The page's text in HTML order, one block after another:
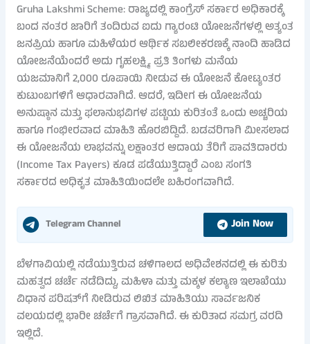
Gruha Lakshmi Scheme: ರಾಜ್ಯದಲ್ಲಿ ಕಾಂಗ್ರೆಸ್ ಸರ್ಕಾರ ಅಧಿಕಾರಕ್ಕೆ
ಬಂದ ನಂತರ ಜಾರಿಗೆ ತಂದಿರುವ ಐದು ಗ್ಯಾರಂಟಿ ಯೋಜನೆಗಳಲ್ಲಿ ಅತ್ಯಂತ
ಜನಪ್ರಿಯ ಹಾಗೂ ಮಹಿಳೆಯರ ಆರ್ಥಿಕ ಸಬಲೀಕರಣಕ್ಕೆ ನಾಂದಿ ಹಾಡಿದ
ಯೋಜನೆಯೆಂದರೆ ಅದು ಗೃಹಲಕ್ಷ್ಮಿ. ಪ್ರತಿ ತಿಂಗಳು ಮನೆಯ
ಯಜಮಾನಿಗೆ 2,000 ರೂಪಾಯಿ ನೀಡುವ ಈ ಯೋಜನೆ ಕೋಟ್ಯಂತರ
ಕುಟುಂಬಗಳಿಗೆ ಆಧಾರವಾಗಿದೆ. ಆದರೆ, ಇದೀಗ ಈ ಯೋಜನೆಯ
ಅನುಷ್ಠಾನ ಮತ್ತು ಫಲಾನುಭವಿಗಳ ಪಟ್ಟಿಯ ಕುರಿತಂತೆ ಒಂದು ಅಚ್ಚರಿಯ
ಹಾಗೂ ಗಂಭೀರವಾದ ಮಾಹಿತಿ ಹೊರಬಿದ್ದಿದೆ. ಬಡವರಿಗಾಗಿ ಮೀಸಲಾದ
ಈ ಯೋಜನೆಯ ಲಾಭವನ್ನು ಲಕ್ಷಾಂತರ ಆದಾಯ ತೆರಿಗೆ ಪಾವತಿದಾರರು
(Income Tax Payers) ಕೂಡ ಪಡೆಯುತ್ತಿದ್ದಾರೆ ಎಂಬ ಸಂಗತಿ
ಸರ್ಕಾರದ ಅಧಿಕೃತ ಮಾಹಿತಿಯಿಂದಲೇ ಬಹಿರಂಗವಾಗಿದೆ.
Telegram Channel Join Now
ಬೆಳಗಾವಿಯಲ್ಲಿ ನಡೆಯುತ್ತಿರುವ ಚಳಿಗಾಲದ ಅಧಿವೇಶನದಲ್ಲಿ ಈ ಕುರಿತು
ಮಹತ್ವದ ಚರ್ಚೆ ನಡೆದಿದ್ದು, ಮಹಿಳಾ ಮತ್ತು ಮಕ್ಕಳ ಕಲ್ಯಾಣ ಇಲಾಖೆಯು
ವಿಧಾನ ಪರಿಷತ್‌ಗೆ ನೀಡಿರುವ ಲಿಖಿತ ಮಾಹಿತಿಯು ಸಾರ್ವಜನಿಕ
ವಲಯದಲ್ಲಿ ಭಾರೀ ಚರ್ಚೆಗೆ ಗ್ರಾಸವಾಗಿದೆ. ಈ ಕುರಿತಾದ ಸಮಗ್ರ ವರದಿ
ಇಲ್ಲಿದೆ.